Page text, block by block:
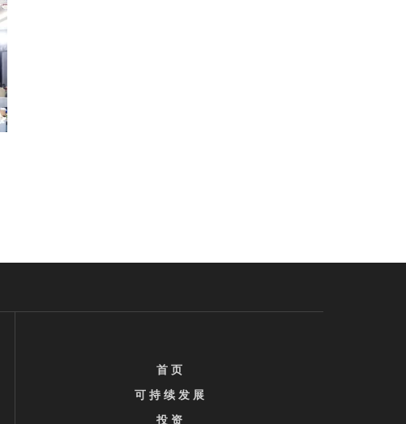
首 页
可 持 续 发 展
投 资